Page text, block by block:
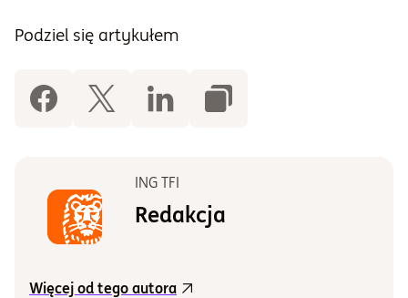
Podziel się artykułem
ING TFI
Redakcja
Więcej od tego autora